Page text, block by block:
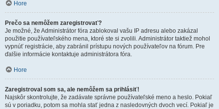
Hore
Prečo sa nemôžem zaregistrovať?
Je možné, že Administrátor fóra zablokoval vašu IP adresu alebo zakázal
použitie používateľského mena, ktoré ste si zvolili. Administrátor taktiež mohol
vypnúť registrácie, aby zabránil prístupu nových používateľov na fórum. Pre
ďalšie informácie kontaktuje administrátora fóra.
Hore
Zaregistroval som sa, ale nemôžem sa prihlásiť!
Najskôr skontrolujte, že zadávate správne používateľské meno a heslo. Pokiaľ
sú v poriadku, potom sa mohla stať jedna z nasledovných dvoch vecí. Pokiaľ je